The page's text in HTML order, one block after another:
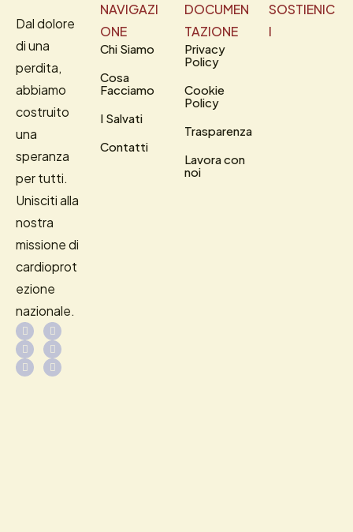
Dal dolore
di una
perdita,
abbiamo
costruito
una
speranza
per tutti.
Unisciti alla
nostra
missione di
cardioprot
ezione
nazionale.
NAVIGAZI
ONE
Chi Siamo
Cosa
Facciamo
I Salvati
Contatti
DOCUMEN
TAZIONE
Privacy
Policy
Cookie
Policy
Trasparenza
Lavora con
noi
SOSTIENIC
I